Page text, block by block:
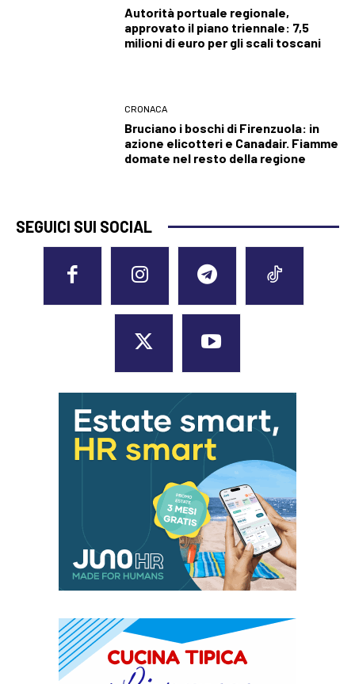
Autorità portuale regionale,
approvato il piano triennale: 7,5
milioni di euro per gli scali toscani
CRONACA
Bruciano i boschi di Firenzuola: in
azione elicotteri e Canadair. Fiamme
domate nel resto della regione
SEGUICI SUI SOCIAL